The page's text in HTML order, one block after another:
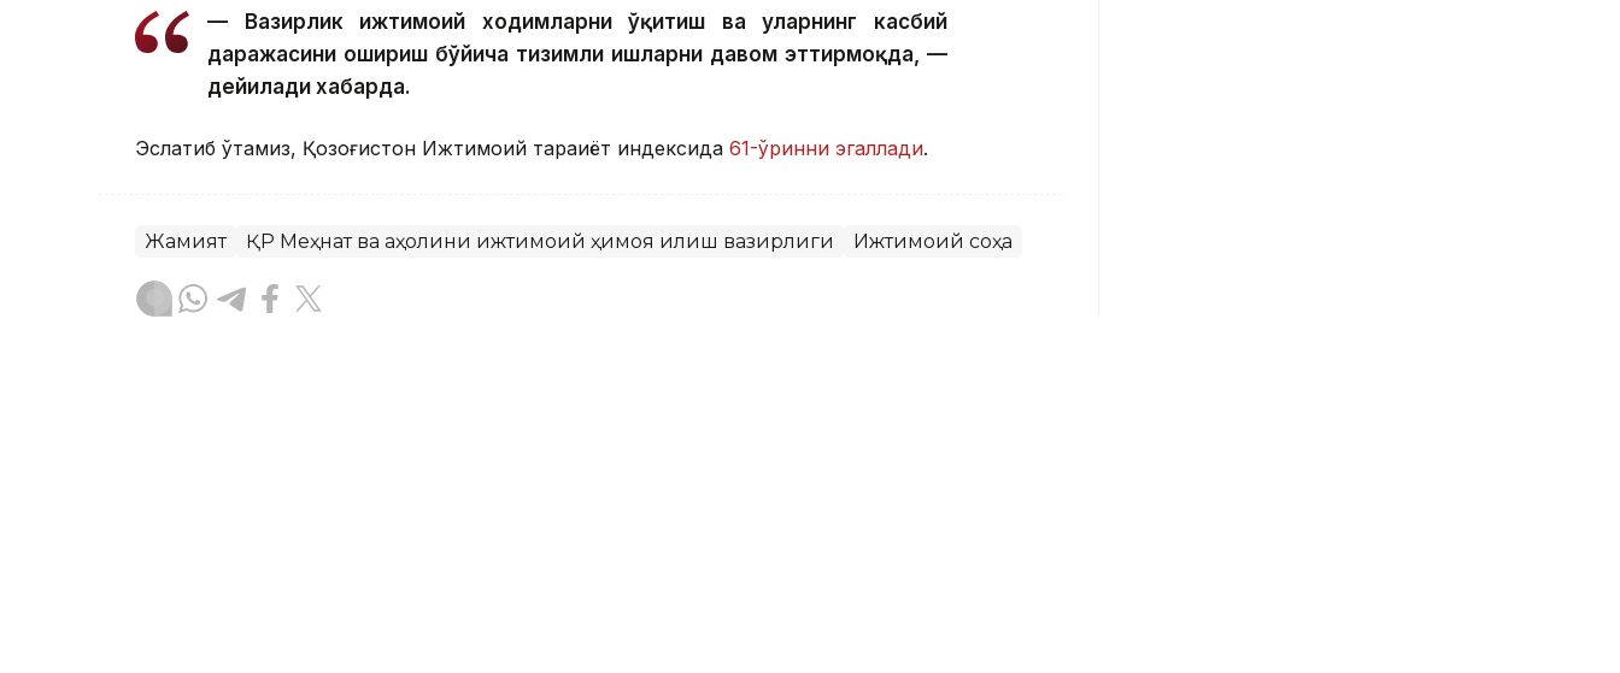
— Вазирлик ижтимоий ходимларни ўқитиш ва уларнинг касбий
даражасини ошириш бўйича тизимли ишларни давом эттирмоқда, —
дейилади хабарда.
Эслатиб ўтамиз, Қозоғистон Ижтимоий тараққиёт индексида 61-ўринни эгаллади.
Жамият ҚР Меҳнат ва аҳолини ижтимоий ҳимоя қилиш вазирлиги Ижтимоий соҳа